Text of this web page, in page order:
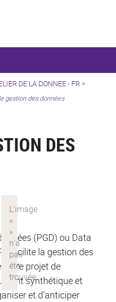
DE LA DONNEE - FR >
gestion des données
DES
(PGD) ou Data
facilite la gestion des
votre projet de
synthétique et
et d’anticiper